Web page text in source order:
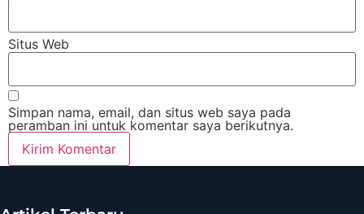
Situs Web
Simpan nama, email, dan situs web saya pada
peramban ini untuk komentar saya berikutnya.